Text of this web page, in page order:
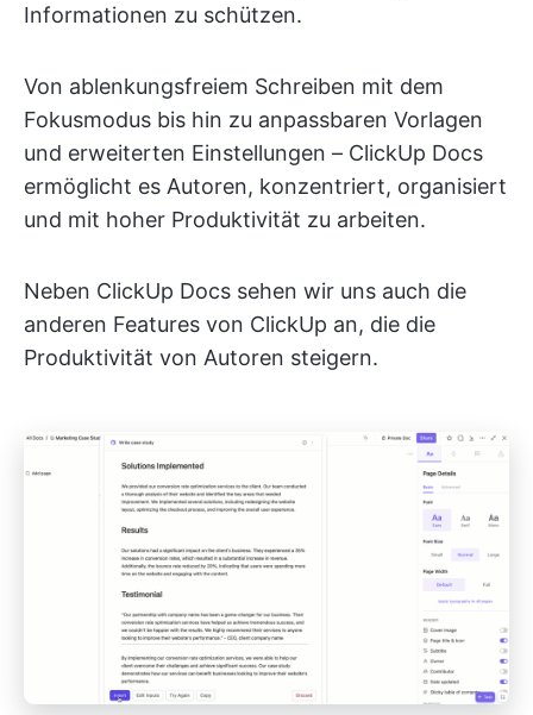
Informationen zu schützen.
Von ablenkungsfreiem Schreiben mit dem
Fokusmodus bis hin zu anpassbaren Vorlagen
und erweiterten Einstellungen – ClickUp Docs
ermöglicht es Autoren, konzentriert, organisiert
und mit hoher Produktivität zu arbeiten.
Neben ClickUp Docs sehen wir uns auch die
anderen Features von ClickUp an, die die
Produktivität von Autoren steigern.